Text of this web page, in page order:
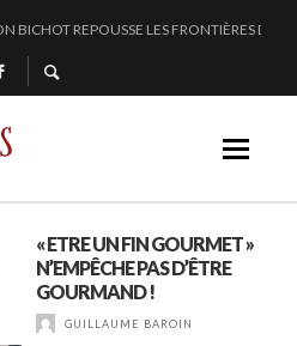
BICHOT REPOUSSE LES FRONTIÈRES DE
FAIT BRILLER 2024
C’EST BULLE, BLANC, ROUGE !
« ETRE UN FIN GOURMET »
N’EMPÊCHE PAS D’ÊTRE
GOURMAND !
GUILLAUME BAROIN